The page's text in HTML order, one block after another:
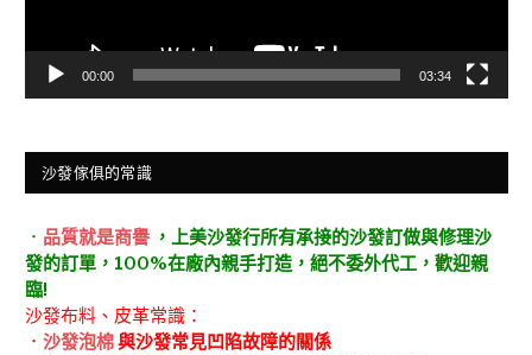
00:00 03:34
沙發傢俱的常識
． 品質就是商譽 ，上美沙發行所有承接的沙發訂做與修理沙
發的訂單，100%在廠內親手打造，絕不委外代工，歡迎親
臨!
沙發布料、皮革常識：
． 沙發泡棉與沙發常見凹陷故障的關係